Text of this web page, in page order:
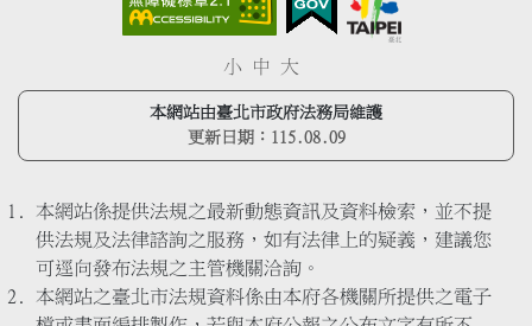
小 中 大
本網站由臺北市政府法務局維護
更新日期： 115.08.09
本網站係提供法規之最新動態資訊及資料檢索，並不提
供法規及法律諮詢之服務，如有法律上的疑義，建議您
可逕向發布法規之主管機關洽詢。
本網站之臺北市法規資料係由本府各機關所提供之電子